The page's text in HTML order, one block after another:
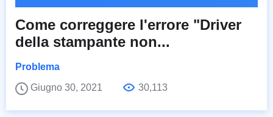
Come correggere l'errore "Driver
della stampante non...
Problema
Giugno 30, 2021
30,113